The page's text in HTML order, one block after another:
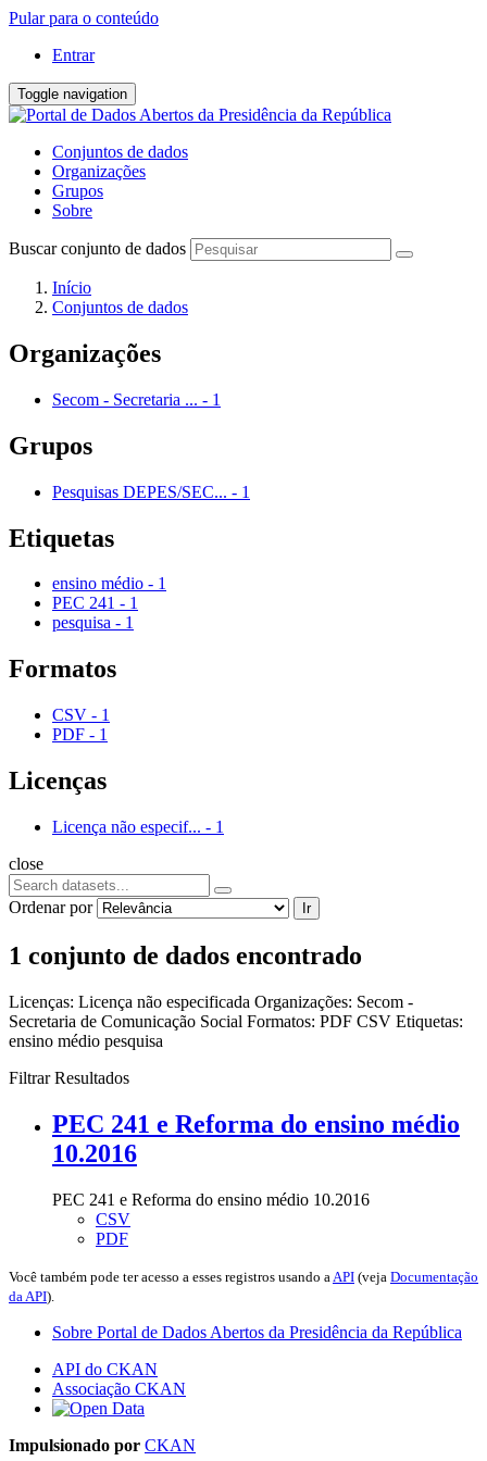
Pular para o conteúdo
Entrar
Toggle navigation
Conjuntos de dados
Organizações
Grupos
Sobre
Buscar conjunto de dados
Início
Conjuntos de dados
Organizações
Secom - Secretaria ... - 1
Grupos
Pesquisas DEPES/SEC... - 1
Etiquetas
ensino médio - 1
PEC 241 - 1
pesquisa - 1
Formatos
CSV - 1
PDF - 1
Licenças
Licença não especif... - 1
close
Ordenar por Ir
1 conjunto de dados encontrado
Licenças: Licença não especificada Organizações: Secom -
Secretaria de Comunicação Social Formatos: PDF CSV Etiquetas:
ensino médio pesquisa
Filtrar Resultados
PEC 241 e Reforma do ensino médio
10.2016
PEC 241 e Reforma do ensino médio 10.2016
CSV
PDF
Você também pode ter acesso a esses registros usando a API (veja Documentação
da API).
Sobre Portal de Dados Abertos da Presidência da República
API do CKAN
Associação CKAN
Impulsionado por CKAN